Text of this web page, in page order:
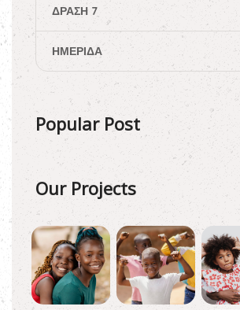
ΔΡΆΣΗ 7
ΗΜΕΡΊΔΑ
Popular Post
Our Projects